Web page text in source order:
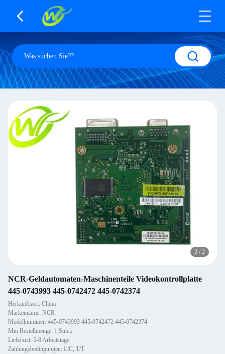
2 / 2
NCR-Geldautomaten-Maschinenteile Videokontrollplatte
445-0743993 445-0742472 445-0742374
Herkunftsort: China
Markenname: NCR
Modellnummer: 445-0743993 445-0742472 445-0742374
Min Bestellmenge: 1 Stück
Lieferzeit: 5-8 Arbeitstage
Zahlungsbedingungen: L/C, T/T